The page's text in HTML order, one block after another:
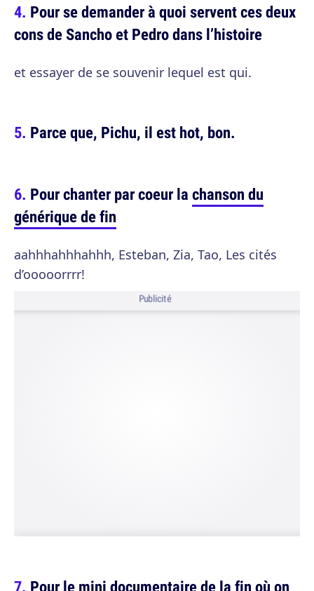
Pour se demander à quoi servent ces deux
cons de Sancho et Pedro dans l’histoire
et essayer de se souvenir lequel est qui.
Parce que, Pichu, il est hot, bon.
Pour chanter par coeur lachanson du
générique de fin
aahhhahhhahhh, Esteban, Zia, Tao, Les cités
d’ooooorrrr!
Publicité
Pour le mini documentaire de la fin où on